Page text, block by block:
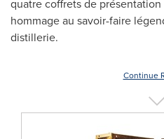
quatre coffrets de
hommage au savoir-faire
distillerie.
Continue